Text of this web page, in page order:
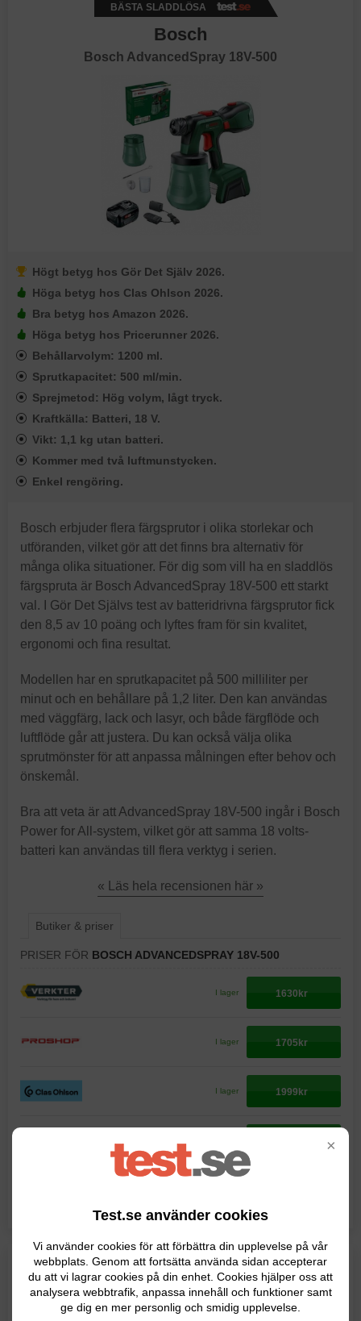
×
Test.se använder cookies
Vi använder cookies för att förbättra din upplevelse på vår
webbplats. Genom att fortsätta använda sidan accepterar
du att vi lagrar cookies på din enhet. Cookies hjälper oss att
analysera webbtrafik, anpassa innehåll och funktioner samt
ge dig en mer personlig och smidig upplevelse.
BÄSTA SLADDLÖSA
Bosch
Bosch AdvancedSpray 18V-500
Högt betyg hos Gör Det Själv 2026.
Höga betyg hos Clas Ohlson 2026.
Bra betyg hos Amazon 2026.
Höga betyg hos Pricerunner 2026.
Behållarvolym: 1200 ml.
Sprutkapacitet: 500 ml/min.
Sprejmetod: Hög volym, lågt tryck.
Kraftkälla: Batteri, 18 V.
Vikt: 1,1 kg utan batteri.
Kommer med två luftmunstycken.
Enkel rengöring.
Bosch erbjuder flera färgsprutor i olika storlekar och
utföranden, vilket gör att det finns bra alternativ för
många olika situationer. För dig som vill ha en sladdlös
färgspruta är Bosch AdvancedSpray 18V-500 ett starkt
val. I Gör Det Självs test av batteridrivna färgsprutor fick
den 8,5 av 10 poäng och lyftes fram för sin kvalitet,
ergonomi och fina resultat.
Modellen har en sprutkapacitet på 500 milliliter per
minut och en behållare på 1,2 liter. Den kan användas
med väggfärg, lack och lasyr, och både färgflöde och
luftflöde går att justera. Du kan också välja olika
sprutmönster för att anpassa målningen efter behov och
önskemål.
Bra att veta är att AdvancedSpray 18V-500 ingår i Bosch
Power for All-system, vilket gör att samma 18 volts-
batteri kan användas till flera verktyg i serien.
« Läs hela recensionen här »
Butiker & priser
PRISER FÖR BOSCH ADVANCEDSPRAY 18V-500
I lager 1630kr
I lager 1705kr
I lager 1999kr
Visa fler köpalternativ
Priser visas i samarbete med
BRA VAL
Bosch